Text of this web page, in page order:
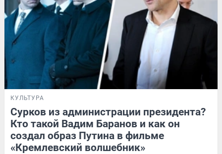
КУЛЬТУРА
Сурков из администрации президента?
Кто такой Вадим Баранов и как он
создал образ Путина в фильме
«Кремлевский волшебник»